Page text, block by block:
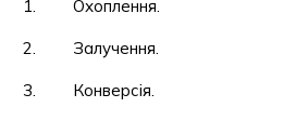
Охоплення.
Залучення.
Конверсія.